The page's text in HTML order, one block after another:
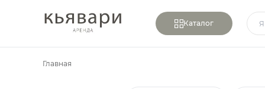
Каталог
Главная